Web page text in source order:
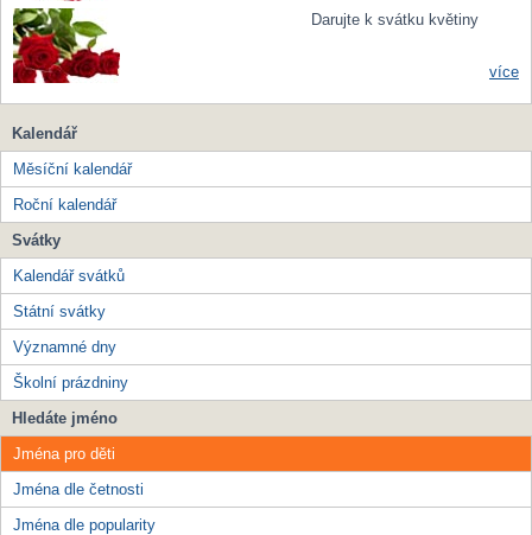
Darujte k svátku květiny
více
Kalendář
Měsíční kalendář
Roční kalendář
Svátky
Kalendář svátků
Státní svátky
Významné dny
Školní prázdniny
Hledáte jméno
Jména pro děti
Jména dle četnosti
Jména dle popularity